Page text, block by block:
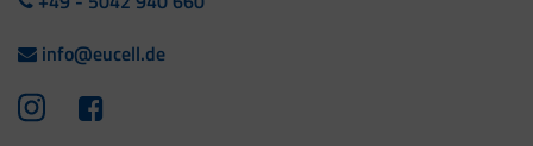
info@eucell.de